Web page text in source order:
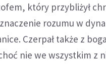
który przybliżył
rozumu w
Czerpał także z
nie we wszystkim z